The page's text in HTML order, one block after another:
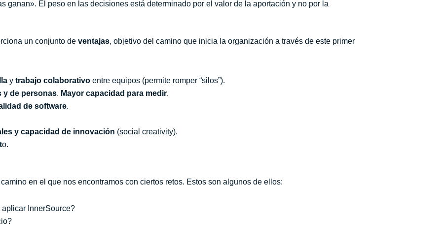
ganan». El peso en las decisiones está determinado por el valor de la aportación y no por la
un conjunto de ventajas, objetivo del camino que inicia la organización a través de este primer
y trabajo colaborativo entre equipos (permite romper “silos”).
y de personas. Mayor capacidad para medir.
de software.
y capacidad de innovación (social creativity).
o.
en el que nos encontramos con ciertos retos. Estos son algunos de ellos:
InnerSource?